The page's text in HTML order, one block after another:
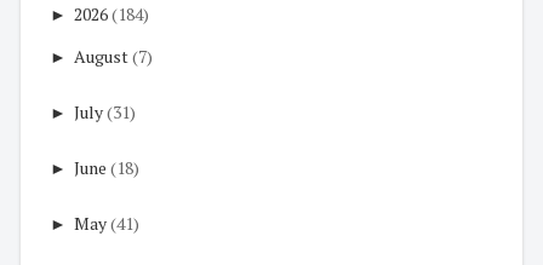
► 2026(184)
► August(7)
► July(31)
► June (18)
► May(41)